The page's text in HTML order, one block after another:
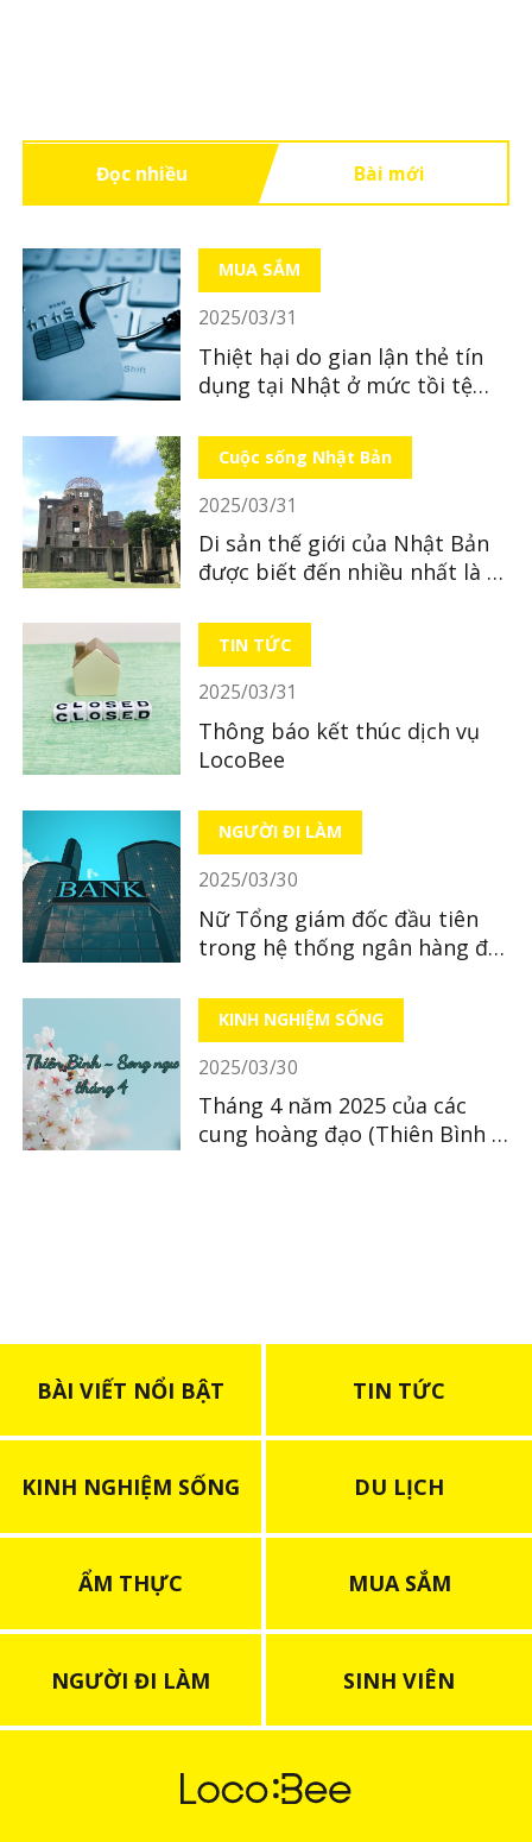
Đọc nhiều Bài mới
MUA SẮM
2025/03/31
Thiệt hại do gian lận thẻ tín
dụng tại Nhật ở mức tồi tệ
Cuộc sống Nhật Bản
2025/03/31
Di sản thế giới của Nhật Bản
được biết đến nhiều nhất là di
TIN TỨC
2025/03/31
Thông báo kết thúc dịch vụ
LocoBee
NGƯỜI ĐI LÀM
2025/03/30
Nữ Tổng giám đốc đầu tiên
trong hệ thống ngân hàng địa
KINH NGHIỆM SỐNG
2025/03/30
Tháng 4 năm 2025 của các
cung hoàng đạo (Thiên Bình ~
BÀI VIẾT NỔI BẬT TIN TỨC
KINH NGHIỆM SỐNG DU LỊCH
ẨM THỰC MUA SẮM
NGƯỜI ĐI LÀM SINH VIÊN